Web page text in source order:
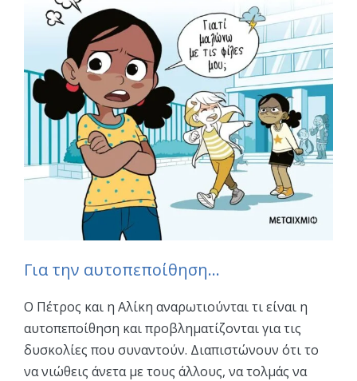
Για την αυτοπεποίθηση…
Ο Πέτρος και η Αλίκη αναρωτιούνται τι είναι η
αυτοπεποίθηση και προβληματίζονται για τις
δυσκολίες που συναντούν. Διαπιστώνουν ότι το
να νιώθεις άνετα με τους άλλους, να τολμάς να